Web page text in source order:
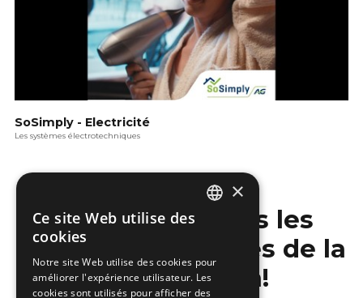
SoSimply - Electricité
Les systèmes électrotechniques
Ne manquez pas les
dernières nouvelles de la
construction!
×
Ce site Web utilise des
cookies
Notre site Web utilise des cookies pour
améliorer l'expérience utilisateur. Les
cookies sont utilisés pour afficher des